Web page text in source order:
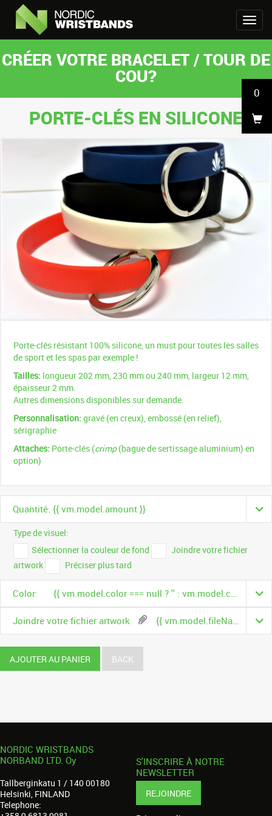
0
CRÉER VOTRE BRACELET / TOUR DE
COU?
PORTE-CLÉS EN SILICONE
Porte-clés résistant 100% silicone, un must pour toutes les salles
de sport et les spas par exemple !
Tailles: longueur 202 mm, 230 mm ou 240 mm, largeur 12 mm,
épaisseur 2 mm.
Autres dimensions disponibles sur demande.
Personnalisation: gravé (en creux), embossé (en relief),
sérigraphie
Attaches: Porte-clés (crimp(bague de sertissage aluminium) en
option)
Quantité: {{ vm.model.amount }}
Type de visuel:
Sélectionner la couleur de fond
Joindre votre fichier
artwork
Préciser plus tard
Color: {{ vm.model.color === null ? '' : vm.model.color.name }}
Joindre votre fichier artwork {{ vm.model.fileName }}
AJOUTER AU PANIER BACK
NORDIC WRISTBANDS
NORBAND LTD. Oy
Tallberginkatu 1 / 140 00180
Helsinki, FINLAND
Telephone:
S'INSCRIRE À NOTRE
NEWSLETTER
REJOINDRE